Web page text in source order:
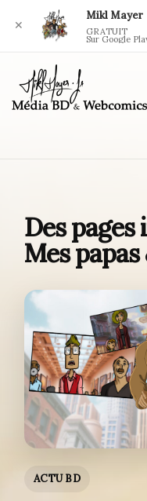
Des
Mes
ACTU BD
✕
Mikl Mayer
GRATUIT
Sur Google